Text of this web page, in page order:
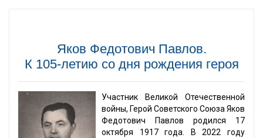
Яков Федотович Павлов.
К 105-летию со дня рождения героя
Участник Великой Отечественной
войны, Герой Советского Союза Яков
Федотович Павлов родился 17
октября 1917 года. В 2022 году